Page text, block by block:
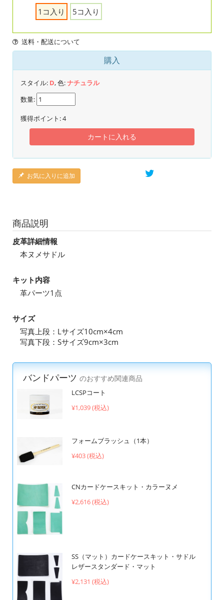
1コ入り
5コ入り
送料・配送について
購入
スタイル: D, 色:ナチュラル
数量:
獲得ポイント:4
カートに入れる
お気に入りに追加
商品説明
皮革詳細情報
本ヌメサドル
キット内容
革パーツ1点
サイズ
写真上段：Lサイズ10cm×4cm
写真下段：Sサイズ9cm×3cm
バンドパーツ のおすすめ関連商品
LCSPコート
¥1,039 (税込)
フォームブラッシュ（1本）
¥403 (税込)
CNカードケースキット・カラーヌメ
¥2,616 (税込)
SS（マット）カードケースキット・サドル
レザースタンダード・マット
¥2,131 (税込)